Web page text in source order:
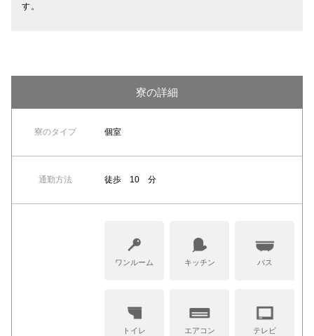
す。
寮の詳細
寮のタイプ 個室
通勤方法 徒歩 10 分
ワンルーム キッチン バス
トイレ エアコン テレビ